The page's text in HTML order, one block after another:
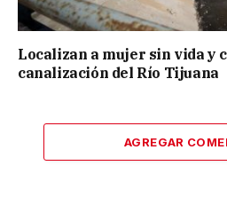
Localizan a mujer sin vida y
canalización del Río Tijuana
AGREGAR